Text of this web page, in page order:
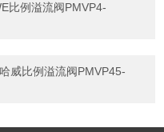
比例溢流阀PMVP4-
威比例溢流阀PMVP45-